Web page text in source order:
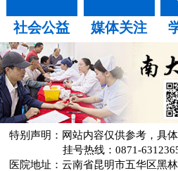
社会公益 媒体关注
特别声明：网站内容仅供参考，具
挂号热线：0871-
医院地址：云南省昆明市五华区黑